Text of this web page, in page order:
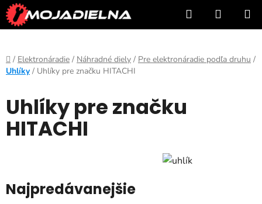
Prejsť
na
obsah
Hľadať
KOŠÍK
Domov
/ Elektronáradie / Náhradné diely / Pre elektronáradie podľa druhu /
Uhlíky / Uhlíky pre značku HITACHI
Uhlíky pre značku
HITACHI
Najpredávanejšie